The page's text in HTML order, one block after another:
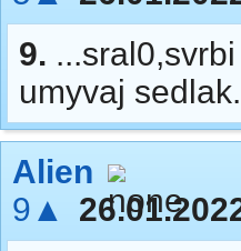
9.
umyvaj
Alien
9▲